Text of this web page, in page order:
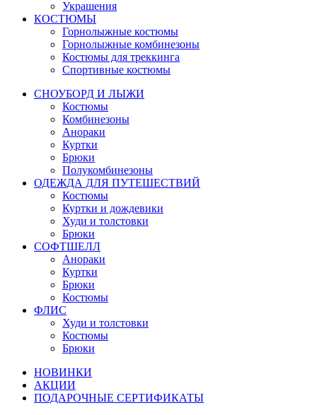
Украшения
КОСТЮМЫ
Горнолыжные костюмы
Горнолыжные комбинезоны
Костюмы для треккинга
Спортивные костюмы
СНОУБОРД И ЛЫЖИ
Костюмы
Комбинезоны
Анораки
Куртки
Брюки
Полукомбинезоны
ОДЕЖДА ДЛЯ ПУТЕШЕСТВИЙ
Костюмы
Куртки и дождевики
Худи и толстовки
Брюки
СОФТШЕЛЛ
Анораки
Куртки
Брюки
Костюмы
ФЛИС
Худи и толстовки
Костюмы
Брюки
НОВИНКИ
АКЦИИ
ПОДАРОЧНЫЕ СЕРТИФИКАТЫ